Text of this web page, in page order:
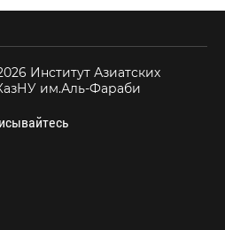
Институт Азиатских
им.Аль-Фараби